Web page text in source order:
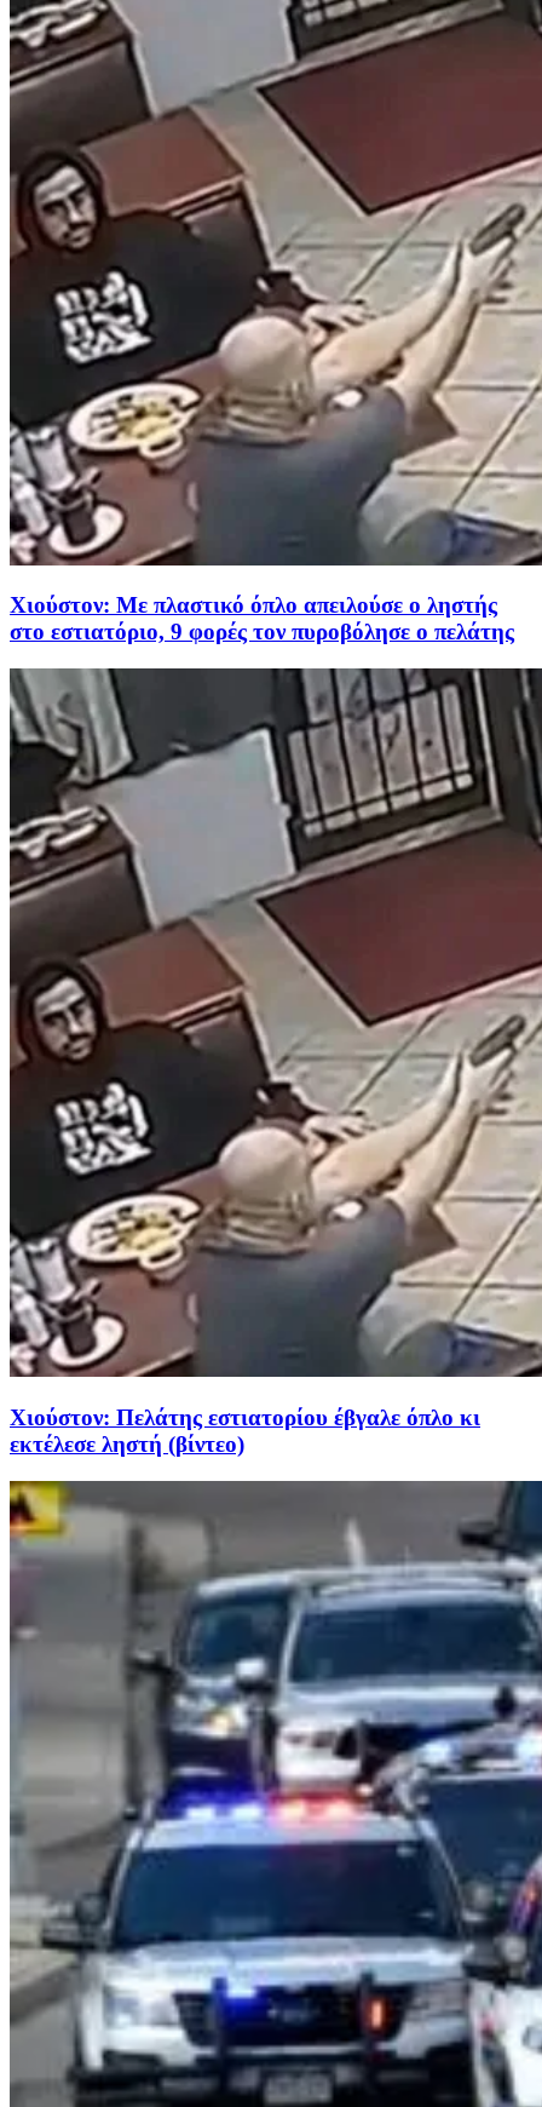
Χιούστον: Με πλαστικό όπλο απειλούσε ο ληστής
στο εστιατόριο, 9 φορές τον πυροβόλησε ο πελάτης
Χιούστον: Πελάτης εστιατορίου έβγαλε όπλο κι
εκτέλεσε ληστή (βίντεο)